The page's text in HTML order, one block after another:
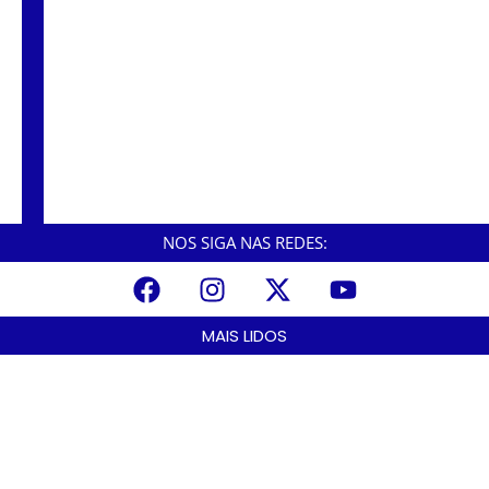
NOS SIGA NAS REDES:
MAIS LIDOS